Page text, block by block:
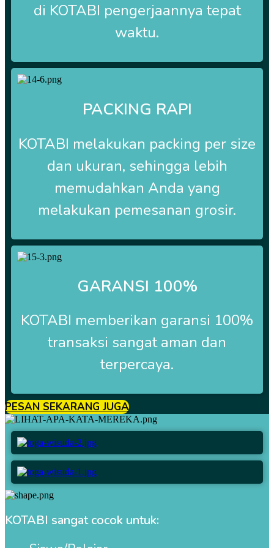
di KOTABI pengerjaannya tepat
waktu.
PACKING RAPI
KOTABI melakukan packing per size
dan ukuran, sehingga lebih
memudahkan Anda yang
melakukan pemesanan grosir.
GARANSI 100%
KOTABI memberikan garansi 100%
transaksi sangat aman dan
terpercaya.
PESAN SEKARANG JUGA
KOTABI sangat cocok untuk: